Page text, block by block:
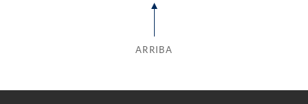
ARRIBA